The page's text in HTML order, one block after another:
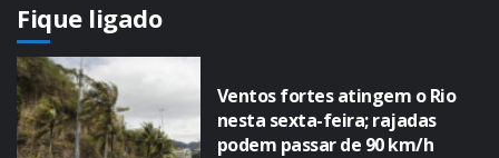
Fique ligado
Ventos fortes atingem o Rio
nesta sexta-feira; rajadas
podem passar de 90 km/h